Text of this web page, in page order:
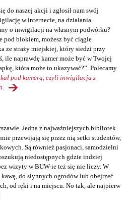
do naszej akcji i zgłosił nam swój
w internecie, na działania
o inwigilacji na własnym podwórku?
pod blokiem, możesz być ciągle
ze straży miejskiej, który siedzi przy
ile naprawdę kamer może być w Twojej
która może to ukazywać?”. Polecamy
pod kamerą, czyli inwigilacja z
Jedna z najważniejszych bibliotek
przewijają się przez nią setki studentów,
Są również pasjonaci, samodzielni
niedostępnych gdzie indziej
wizyty w BUW-ie też się nie liczy. W
do słynnych ogrodów lub obejrzeć
od ręki i na miejscu. No tak, ale najpierw